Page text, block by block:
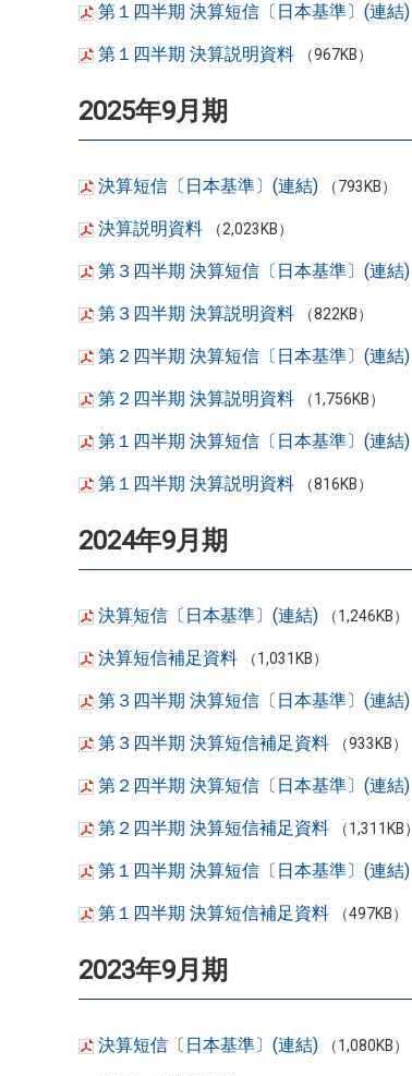
第１四半期 決算短信〔日本基準〕(連結)
第１四半期 決算説明資料 （967KB）
2025年9月期
決算短信〔日本基準〕(連結) （793KB）
決算説明資料 （2,023KB）
第３四半期 決算短信〔日本基準〕(連結)
第３四半期 決算説明資料 （822KB）
第２四半期 決算短信〔日本基準〕(連結)
第２四半期 決算説明資料 （1,756KB）
第１四半期 決算短信〔日本基準〕(連結)
第１四半期 決算説明資料 （816KB）
2024年9月期
決算短信〔日本基準〕(連結) （1,246KB）
決算短信補足資料 （1,031KB）
第３四半期 決算短信〔日本基準〕(連結)
第３四半期 決算短信補足資料 （933KB）
第２四半期 決算短信〔日本基準〕(連結)
第２四半期 決算短信補足資料 （1,311KB）
第１四半期 決算短信〔日本基準〕(連結)
第１四半期 決算短信補足資料 （497KB）
2023年9月期
決算短信〔日本基準〕(連結) （1,080KB）